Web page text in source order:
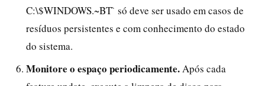
C:\$WINDOWS.~BT` só deve ser usado em casos de
resíduos persistentes e com conhecimento do estado
do sistema.
Monitore o espaço periodicamente. Após cada